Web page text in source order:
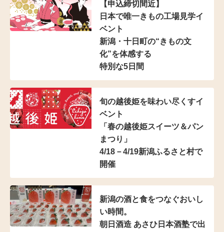
【申込締切間近】
日本で唯一きもの工場見学イ
ベント
新潟・十日町の“きもの文
化”を体感する
特別な5日間
旬の越後姫を味わい尽くすイ
ベント
「春の越後姫スイーツ＆パン
まつり」
4/18－4/19新潟ふるさと村で
開催
新潟の酒と食をつなぐおいし
い時間。
朝日酒造 あさひ日本酒塾で出